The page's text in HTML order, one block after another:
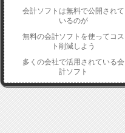
会計ソフトは無料で公開されて
いるのが
無料の会計ソフトを使ってコス
ト削減しよう
多くの会社で活用されている会
計ソフト